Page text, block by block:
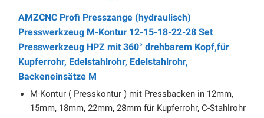
AMZCNC Profi Presszange (hydraulisch)
Presswerkzeug M-Kontur 12-15-18-22-28 Set
Presswerkzeug HPZ mit 360° drehbarem Kopf,für
Kupferrohr, Edelstahlrohr, Edelstahlrohr,
Backeneinsätze M
M-Kontur ( Presskontur ) mit Pressbacken in 12mm,
15mm, 18mm, 22mm, 28mm für Kupferrohr, C-Stahlrohr